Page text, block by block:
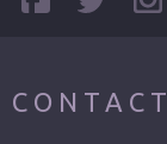
CONTACT